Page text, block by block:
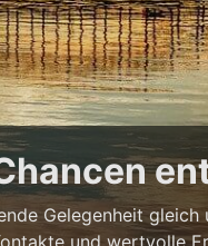
Gelegenheit gleich